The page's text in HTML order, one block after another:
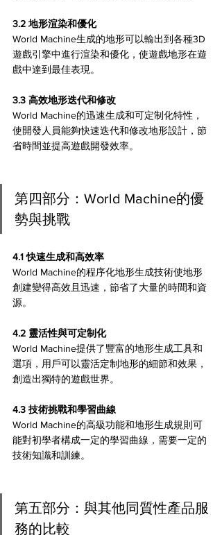
3.2 地形渲染和優化
World Machine生成的地形可以輸出到各種3D
遊戲引擎中進行渲染和優化，使遊戲地形在遊
戲中達到最佳表現。
3.3 高效地形迭代和修改
World Machine的迅速生成和可定制化特性，
使開發人員能夠快速迭代和修改地形設計，節
省時間並提高遊戲開發效率。
第四部分：World Machine的優
勢與挑戰
4.1 快速生成和高效率
World Machine的程序化地形生成技術使地形
創建變得高效且迅速，節省了大量的時間和資
源。
4.2 靈活性與可定制化
World Machine提供了豐富的地形生成工具和
選項，用戶可以靈活定制地形的細節和效果，
創造出獨特的遊戲世界。
4.3 技術挑戰和學習曲線
World Machine的高級功能和地形生成規則可
能對初學者構成一定的學習曲線，需要一定的
技術知識和訓練。
第五部分：與其他同質性產品服
務的比較